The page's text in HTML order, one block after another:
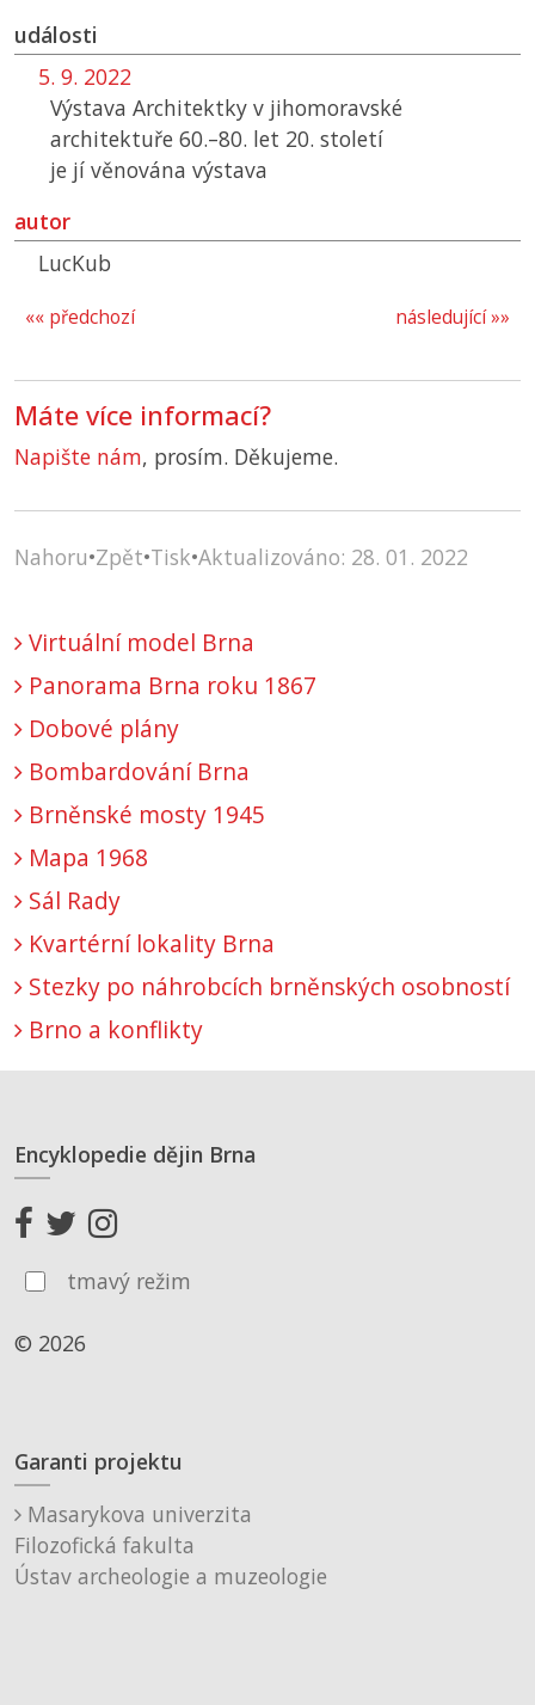
události
5. 9. 2022
Výstava Architektky v jihomoravské
architektuře 60.–80. let 20. století
je jí věnována výstava
autor
LucKub
následující »»
«« předchozí
Máte více informací?
Napište nám, prosím. Děkujeme.
Nahoru•Zpět•Tisk•Aktualizováno: 28. 01. 2022
Virtuální model Brna
Panorama Brna roku 1867
Dobové plány
Bombardování Brna
Brněnské mosty 1945
Mapa 1968
Sál Rady
Kvartérní lokality Brna
Stezky po náhrobcích brněnských osobností
Brno a konflikty
Encyklopedie dějin Brna
tmavý režim
© 2026
Garanti projektu
Masarykova univerzita
Filozofická fakulta
Ústav archeologie a muzeologie